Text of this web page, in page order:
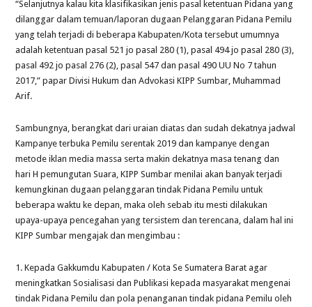
“Selanjutnya kalau kita klasifikasikan jenis pasal ketentuan Pidana yang
dilanggar dalam temuan/laporan dugaan Pelanggaran Pidana Pemilu
yang telah terjadi di beberapa Kabupaten/Kota tersebut umumnya
adalah ketentuan pasal 521 jo pasal 280 (1), pasal 494 jo pasal 280 (3),
pasal 492 jo pasal 276 (2), pasal 547 dan pasal 490 UU No 7 tahun
2017,” papar Divisi Hukum dan Advokasi KIPP Sumbar, Muhammad
Arif.
Sambungnya, berangkat dari uraian diatas dan sudah dekatnya jadwal
Kampanye terbuka Pemilu serentak 2019 dan kampanye dengan
metode iklan media massa serta makin dekatnya masa tenang dan
hari H pemungutan Suara, KIPP Sumbar menilai akan banyak terjadi
kemungkinan dugaan pelanggaran tindak Pidana Pemilu untuk
beberapa waktu ke depan, maka oleh sebab itu mesti dilakukan
upaya-upaya pencegahan yang tersistem dan terencana, dalam hal ini
KIPP Sumbar mengajak dan mengimbau :
1. Kepada Gakkumdu Kabupaten / Kota Se Sumatera Barat agar
meningkatkan Sosialisasi dan Publikasi kepada masyarakat mengenai
tindak Pidana Pemilu dan pola penanganan tindak pidana Pemilu oleh